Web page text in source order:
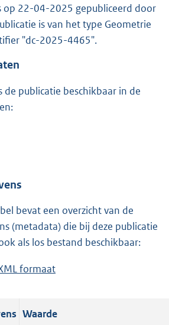
s
r
o
e
op 22-04-2025 gepubliceerd door
is van het type Geometrie
"dc-2025-4465".
publicatie beschikbaar in de
bevat een overzicht van de
(metadata) die bij deze publicatie
als los bestand beschikbaar:
formaat
t
Waarde